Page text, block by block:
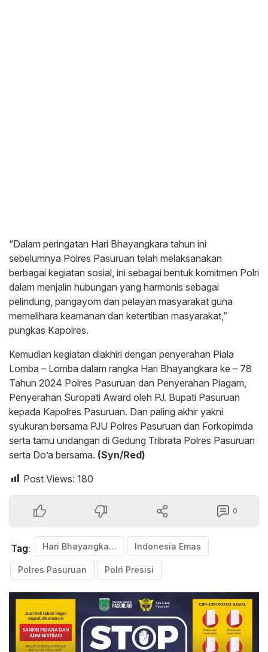
“Dalam peringatan Hari Bhayangkara tahun ini
sebelumnya Polres Pasuruan telah melaksanakan
berbagai kegiatan sosial, ini sebagai bentuk komitmen Polri
dalam menjalin hubungan yang harmonis sebagai
pelindung, pangayom dan pelayan masyarakat guna
memelihara keamanan dan ketertiban masyarakat,”
pungkas Kapolres.
Kemudian kegiatan diakhiri dengan penyerahan Piala
Lomba – Lomba dalam rangka Hari Bhayangkara ke – 78
Tahun 2024 Polres Pasuruan dan Penyerahan Piagam,
Penyerahan Suropati Award oleh PJ. Bupati Pasuruan
kepada Kapolres Pasuruan. Dan paling akhir yakni
syukuran bersama PJU Polres Pasuruan dan Forkopimda
serta tamu undangan di Gedung Tribrata Polres Pasuruan
serta Do’a bersama. (Syn/Red)
Post Views: 180
0
Tag: Hari Bhayangkara Ke-78 Tahun 2024 Indonesia Emas
Polres Pasuruan Polri Presisi